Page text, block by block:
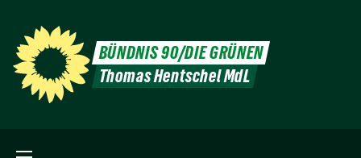
BÜNDNIS 90/DIE GRÜNEN
Thomas Hentschel MdL